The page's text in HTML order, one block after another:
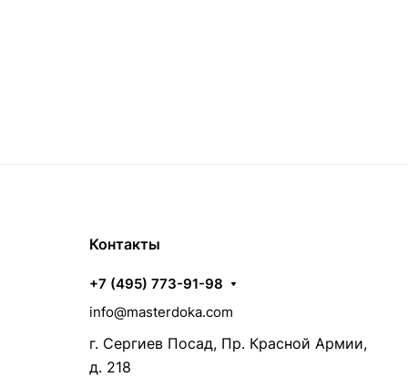
Контакты
+7 (495) 773-91-98
info@masterdoka.com
г. Сергиев Посад, Пр. Красной Армии,
д. 218